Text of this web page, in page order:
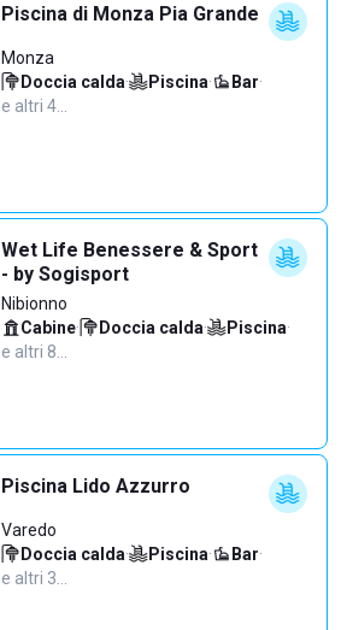
Piscina di Monza Pia Grande
Monza
Doccia calda· Piscina· Bar·
e altri 4…
Wet Life Benessere & Sport
- by Sogisport
Nibionno
Cabine· Doccia calda· Piscina·
e altri 8…
Piscina Lido Azzurro
Varedo
Doccia calda· Piscina· Bar·
e altri 3…